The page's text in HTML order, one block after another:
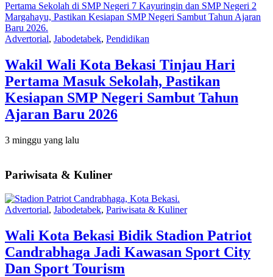
Advertorial, Jabodetabek, Pendidikan
Wakil Wali Kota Bekasi Tinjau Hari
Pertama Masuk Sekolah, Pastikan
Kesiapan SMP Negeri Sambut Tahun
Ajaran Baru 2026
3 minggu yang lalu
Pariwisata & Kuliner
Advertorial, Jabodetabek, Pariwisata & Kuliner
Wali Kota Bekasi Bidik Stadion Patriot
Candrabhaga Jadi Kawasan Sport City
Dan Sport Tourism